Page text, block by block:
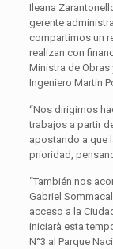
Ileana
gerente
compartimos un
realizan con
Ministra de Obras
Ingeniero Martin
“Nos dirigimos
trabajos a partir
apostando a que
prioridad,
“También nos
Gabriel
acceso a la
iniciarà esta
N°3 al Parque